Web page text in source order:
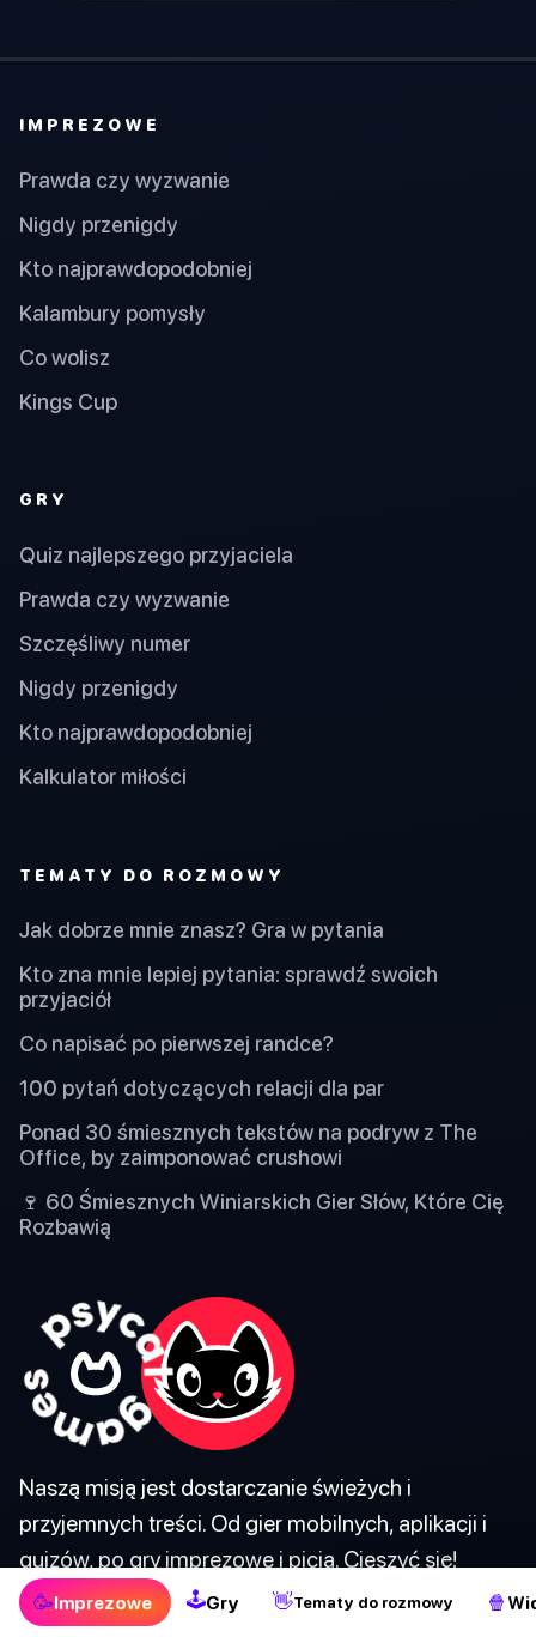
🥳Imprezowe 🕹Gry 👋Tematy do rozmowy 🍿
IMPREZOWE
Prawda czy wyzwanie
Nigdy przenigdy
Kto najprawdopodobniej
Kalambury pomysły
Co wolisz
Kings Cup
GRY
Quiz najlepszego przyjaciela
Prawda czy wyzwanie
Szczęśliwy numer
Nigdy przenigdy
Kto najprawdopodobniej
Kalkulator miłości
TEMATY DO ROZMOWY
Jak dobrze mnie znasz? Gra w pytania
Kto zna mnie lepiej pytania: sprawdź swoich
przyjaciół
Co napisać po pierwszej randce?
100 pytań dotyczących relacji dla par
Ponad 30 śmiesznych tekstów na podryw z The
Office, by zaimponować crushowi
🍷 60 Śmiesznych Winiarskich Gier Słów, Które Cię
Rozbawią
Naszą misją jest dostarczanie świeżych i
przyjemnych treści. Od gier mobilnych, aplikacji i
quizów, po gry imprezowe i picia. Cieszyć się!